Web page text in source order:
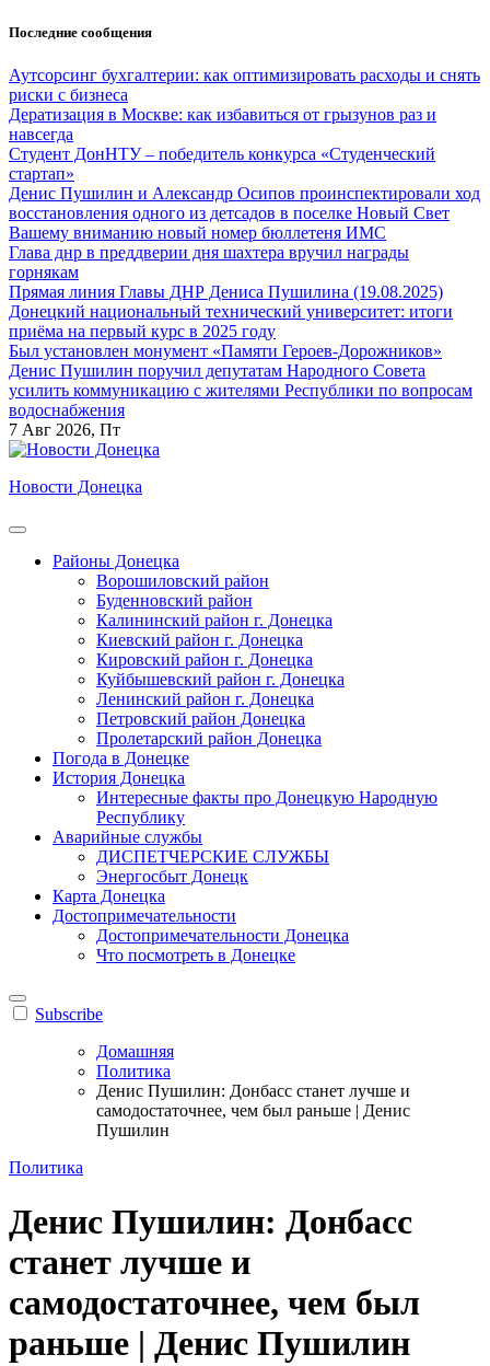
Перейти
содержанию
Последние сообщения
Аутсорсинг бухгалтерии: как оптимизировать расходы и снять
риски с бизнеса
Дератизация в Москве: как избавиться от грызунов раз и
навсегда
Студент ДонНТУ – победитель конкурса «Студенческий
стартап»
Денис Пушилин и Александр Осипов проинспектировали ход
восстановления одного из детсадов в поселке Новый Свет
Вашему вниманию новый номер бюллетеня ИМС
Глава днр в преддверии дня шахтера вручил награды
горнякам
Прямая линия Главы ДНР Дениса Пушилина (19.08.2025)
Донецкий национальный технический университет: итоги
приёма на первый курс в 2025 году
Был установлен монумент «Памяти Героев-Дорожников»
Денис Пушилин поручил депутатам Народного Совета
усилить коммуникацию с жителями Республики по вопросам
водоснабжения
7 Авг 2026, Пт
Новости Донецка
Районы Донецка
Ворошиловский район
Буденновский район
Калининский район г. Донецка
Киевский район г. Донецка
Кировский район г. Донецка
Куйбышевский район г. Донецка
Ленинский район г. Донецка
Петровский район Донецка
Пролетарский район Донецка
Погода в Донецке
История Донецка
Интересные факты про Донецкую Народную
Республику
Аварийные службы
ДИСПЕТЧЕРСКИЕ СЛУЖБЫ
Энергосбыт Донецк
Карта Донецка
Достопримечательности
Достопримечательности Донецка
Что посмотреть в Донецке
Subscribe
Домашняя
Политика
Денис Пушилин: Донбасс станет лучше и
самодостаточнее, чем был раньше | Денис
Пушилин
Политика
Денис Пушилин: Донбасс
станет лучше и
самодостаточнее, чем был
раньше | Денис Пушилин